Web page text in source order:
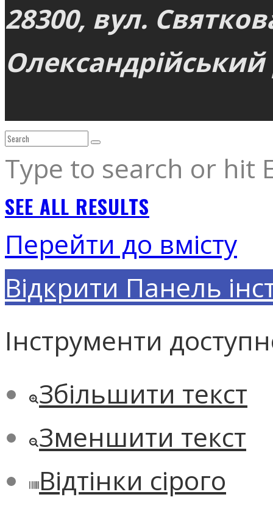
28300, вул.
Олександрійський
Type to search or hit
SEE ALL RESULTS
Перейти до вмісту
Відкрити Панель
Інструменти
Збільшити текст
Зменшити текст
Відтінки сірого